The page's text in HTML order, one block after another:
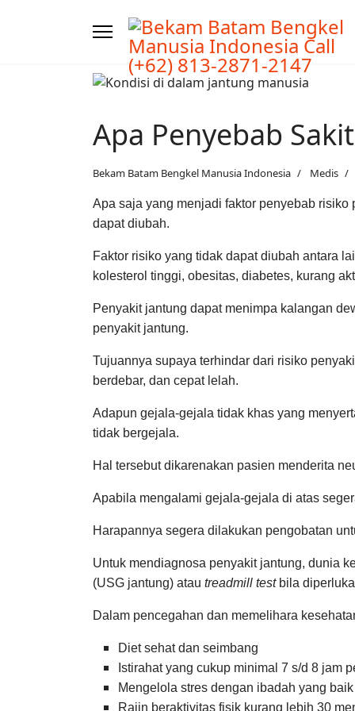
Apa Penyebab
Bekam Batam Bengkel Manusia Indonesia Medis
Apa saja yang menjadi faktor penyebab
dapat diubah.
Faktor risiko yang tidak dapat diubah antara
kolesterol tinggi, obesitas, diabetes, kurang
Penyakit jantung dapat menimpa kalangan
penyakit jantung.
Tujuannya supaya terhindar dari risiko
berdebar, dan cepat lelah.
Adapun gejala-gejala tidak khas yang
tidak bergejala.
Hal tersebut dikarenakan pasien menderita
Apabila mengalami gejala-gejala di atas
Harapannya segera dilakukan pengobatan
Untuk mendiagnosa penyakit jantung, dunia
(USG jantung) atau treadmill test bila
Dalam pencegahan dan memelihara
Diet sehat dan seimbang
Istirahat yang cukup minimal 7 s/d 8 jam
Mengelola stres dengan ibadah yang
Rajin beraktivitas fisik kurang lebih 30